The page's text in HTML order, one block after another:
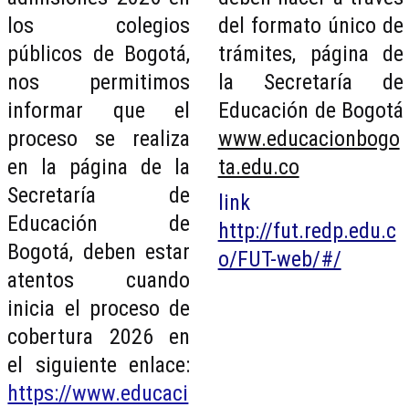
los colegios
públicos de Bogotá,
nos permitimos
informar que el
proceso se realiza
en la página de la
Secretaría de
Educación de
Bogotá, deben estar
atentos cuando
inicia el proceso de
cobertura 2026 en
el siguiente enlace:
https://www.educaci
del formato único de
trámites, página de
la Secretaría de
Educación de Bogotá
www.educacionbogo
ta.edu.co
link
http://fut.redp.edu.c
o/FUT-web/#/